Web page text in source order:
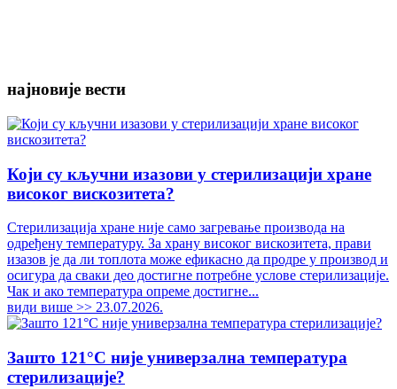
најновије вести
Који су кључни изазови у стерилизацији хране
високог вискозитета?
Стерилизација хране није само загревање производа на
одређену температуру. За храну високог вискозитета, прави
изазов је да ли топлота може ефикасно да продре у производ и
осигура да сваки део достигне потребне услове стерилизације.
Чак и ако температура опреме достигне...
види више >> 23.07.2026.
Зашто 121°C није универзална температура
стерилизације?